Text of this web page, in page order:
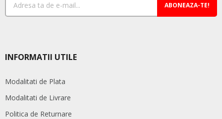
ABONEAZA-TE!
INFORMATII UTILE
Modalitati de Plata
Modalitati de Livrare
Politica de Returnare